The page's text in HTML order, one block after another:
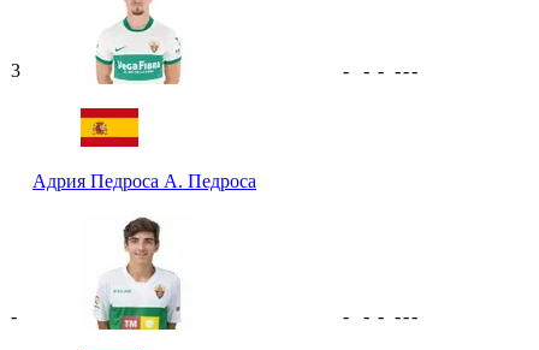
3
Адрия Педроса А. Педроса
- - - ---
- - - - ---